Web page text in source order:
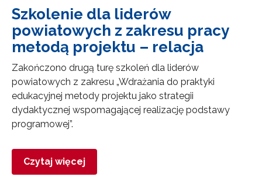
Szkolenie dla liderów
powiatowych z zakresu pracy
metodą projektu – relacja
Zakończono drugą turę szkoleń dla liderów
powiatowych z zakresu „Wdrażania do praktyki
edukacyjnej metody projektu jako strategii
dydaktycznej wspomagającej realizację podstawy
programowej”.
Czytaj więcej